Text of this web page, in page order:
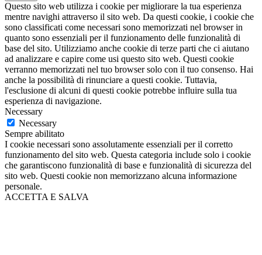
Questo sito web utilizza i cookie per migliorare la tua esperienza
mentre navighi attraverso il sito web. Da questi cookie, i cookie che
sono classificati come necessari sono memorizzati nel browser in
quanto sono essenziali per il funzionamento delle funzionalità di
base del sito. Utilizziamo anche cookie di terze parti che ci aiutano
ad analizzare e capire come usi questo sito web. Questi cookie
verranno memorizzati nel tuo browser solo con il tuo consenso. Hai
anche la possibilità di rinunciare a questi cookie. Tuttavia,
l'esclusione di alcuni di questi cookie potrebbe influire sulla tua
esperienza di navigazione.
Necessary
Necessary
Sempre abilitato
I cookie necessari sono assolutamente essenziali per il corretto
funzionamento del sito web. Questa categoria include solo i cookie
che garantiscono funzionalità di base e funzionalità di sicurezza del
sito web. Questi cookie non memorizzano alcuna informazione
personale.
ACCETTA E SALVA